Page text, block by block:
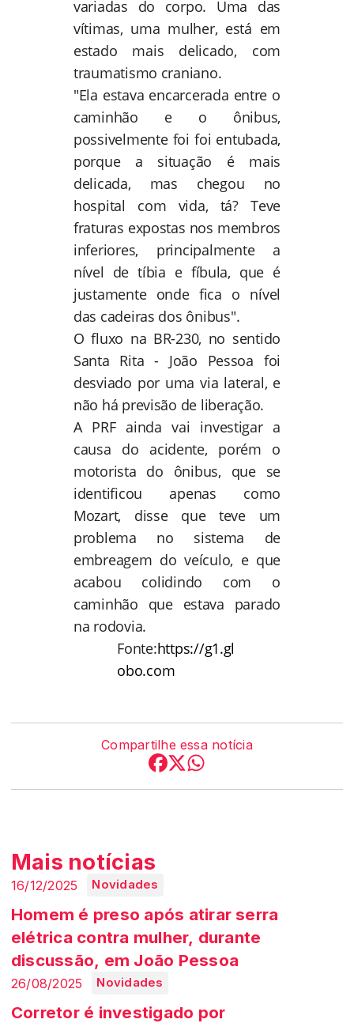
variadas do corpo. Uma das
vítimas, uma mulher, está em
estado mais delicado, com
traumatismo craniano.
"Ela estava encarcerada entre o
caminhão e o ônibus,
possivelmente foi foi entubada,
porque a situação é mais
delicada, mas chegou no
hospital com vida, tá? Teve
fraturas expostas nos membros
inferiores, principalmente a
nível de tíbia e fíbula, que é
justamente onde fica o nível
das cadeiras dos ônibus".
O fluxo na BR-230, no sentido
Santa Rita - João Pessoa foi
desviado por uma via lateral, e
não há previsão de liberação.
A PRF ainda vai investigar a
causa do acidente, porém o
motorista do ônibus, que se
identificou apenas como
Mozart, disse que teve um
problema no sistema de
embreagem do veículo, e que
acabou colidindo com o
caminhão que estava parado
na rodovia.
Fonte:https://g1.gl
obo.com
Compartilhe essa notícia
Mais notícias
Novidades
16/12/2025
Homem é preso após atirar serra
elétrica contra mulher, durante
discussão, em João Pessoa
Novidades
26/08/2025
Corretor é investigado por